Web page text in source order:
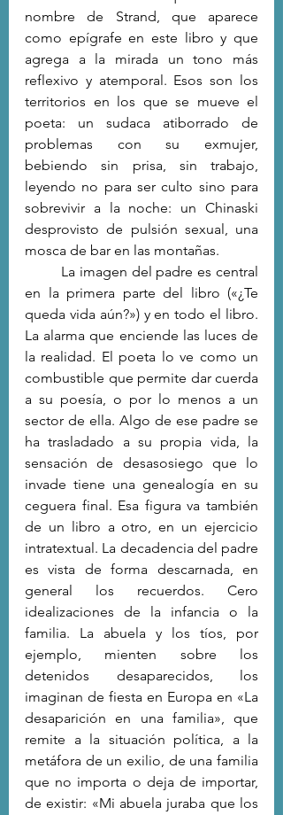
nombre de Strand, que aparece
como epígrafe en este libro y que
agrega a la mirada un tono más
reflexivo y atemporal. Esos son los
territorios en los que se mueve el
poeta: un sudaca atiborrado de
problemas con su exmujer,
bebiendo sin prisa, sin trabajo,
leyendo no para ser culto sino para
sobrevivir a la noche: un Chinaski
desprovisto de pulsión sexual, una
mosca de bar en las montañas.
en la primera parte del libro («¿Te
queda vida aún?») y en todo el libro.
La alarma que enciende las luces de
la realidad. El poeta lo ve como un
combustible que permite dar cuerda
a su poesía, o por lo menos a un
sector de ella. Algo de ese padre se
ha trasladado a su propia vida, la
sensación de desasosiego que lo
invade tiene una genealogía en su
ceguera final. Esa figura va también
de un libro a otro, en un ejercicio
intratextual. La decadencia del padre
es vista de forma descarnada, en
general los recuerdos. Cero
idealizaciones de la infancia o la
familia. La abuela y los tíos, por
ejemplo, mienten sobre los
detenidos desaparecidos, los
imaginan de fiesta en Europa en «La
desaparición en una familia», que
remite a la situación política, a la
metáfora de un exilio, de una familia
que no importa o deja de importar,
de existir: «Mi abuela juraba que los